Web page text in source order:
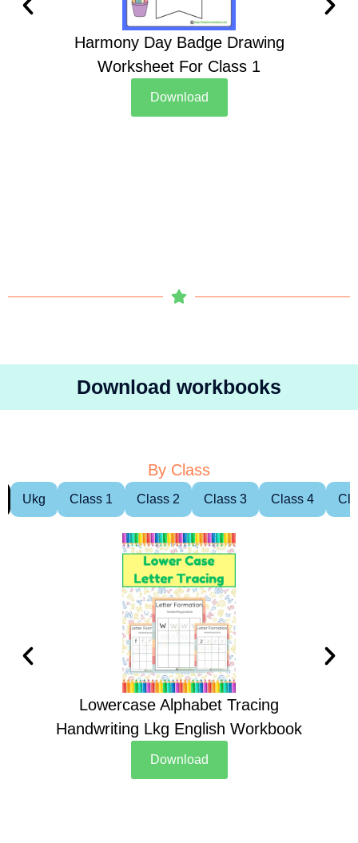
Harmony Day Badge Drawing
Worksheet For Class 1
Download
Download workbooks
By Class
Ukg Class 1 Class 2 Class 3 Class 4
Lowercase Alphabet Tracing
Handwriting Lkg English Workbook
Download